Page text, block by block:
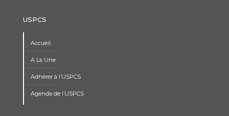
USPCS
Accueil
A La Une
Adhérer à l’USPCS
Agenda de l’USPCS